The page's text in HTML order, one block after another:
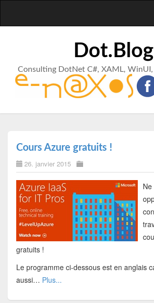
Dot.Blog
Consulting DotNet C#, XAML,
Cours Azure gratuits !
26. janvier 2015
gratuits !
Le programme ci-dessous est en anglais
aussi… Plus...